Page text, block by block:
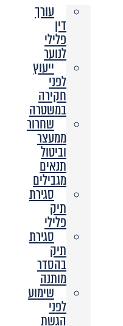
עורך
דין
פלילי
לנוער
ייעוץ
לפני
חקירה
במשטרה
שחרור
ממעצר
וביטול
תנאים
מגבילים
סגירת
תיק
פלילי
סגירת
תיק
בהסדר
מותנה
שימוע
לפני
הגשת